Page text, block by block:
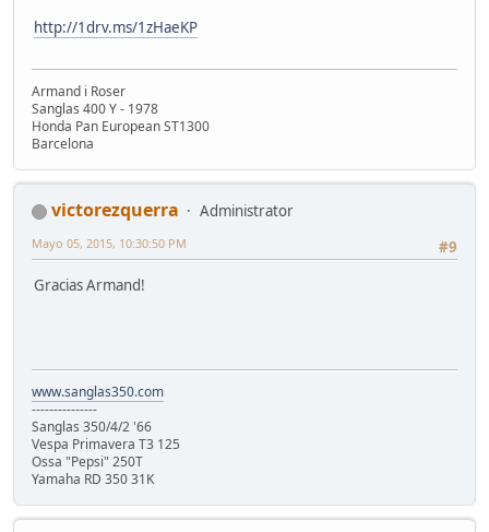
http://1drv.ms/1zHaeKP
Armand i Roser
Sanglas 400 Y - 1978
Honda Pan European ST1300
Barcelona
victorezquerra
Administrator
#9
Mayo 05, 2015, 10:30:50 PM
Gracias Armand!
www.sanglas350.com
---------------
Sanglas 350/4/2 '66
Vespa Primavera T3 125
Ossa "Pepsi" 250T
Yamaha RD 350 31K